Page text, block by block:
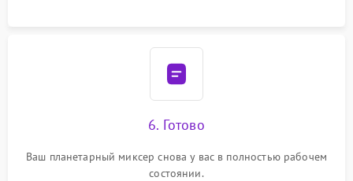
6. Готово
Ваш планетарный миксер снова у вас в полностью рабочем
состоянии.